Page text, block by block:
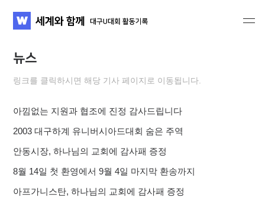
WATV세계와 함께 대구U대회 활동기록
뉴스
링크를 클릭하시면 해당 기사 페이지로 이동됩니다.
아낌없는 지원과 협조에 진정 감사드립니다
2003 대구하계 유니버시아드대회 숨은 주역
안동시장, 하나님의 교회에 감사패 증정
8월 14일 첫 환영에서 9월 4일 마지막 환송까지
아프가니스탄, 하나님의 교회에 감사패 증정